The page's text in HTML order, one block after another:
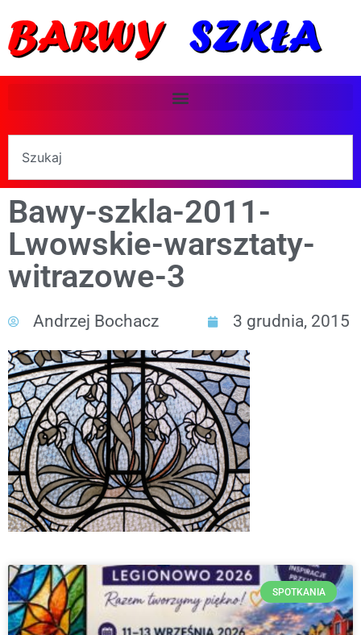
Bawy-szkla-2011-
Lwowskie-warsztaty-
witrazowe-3
Andrzej Bochacz 3 grudnia, 2015
SPOTKANIA